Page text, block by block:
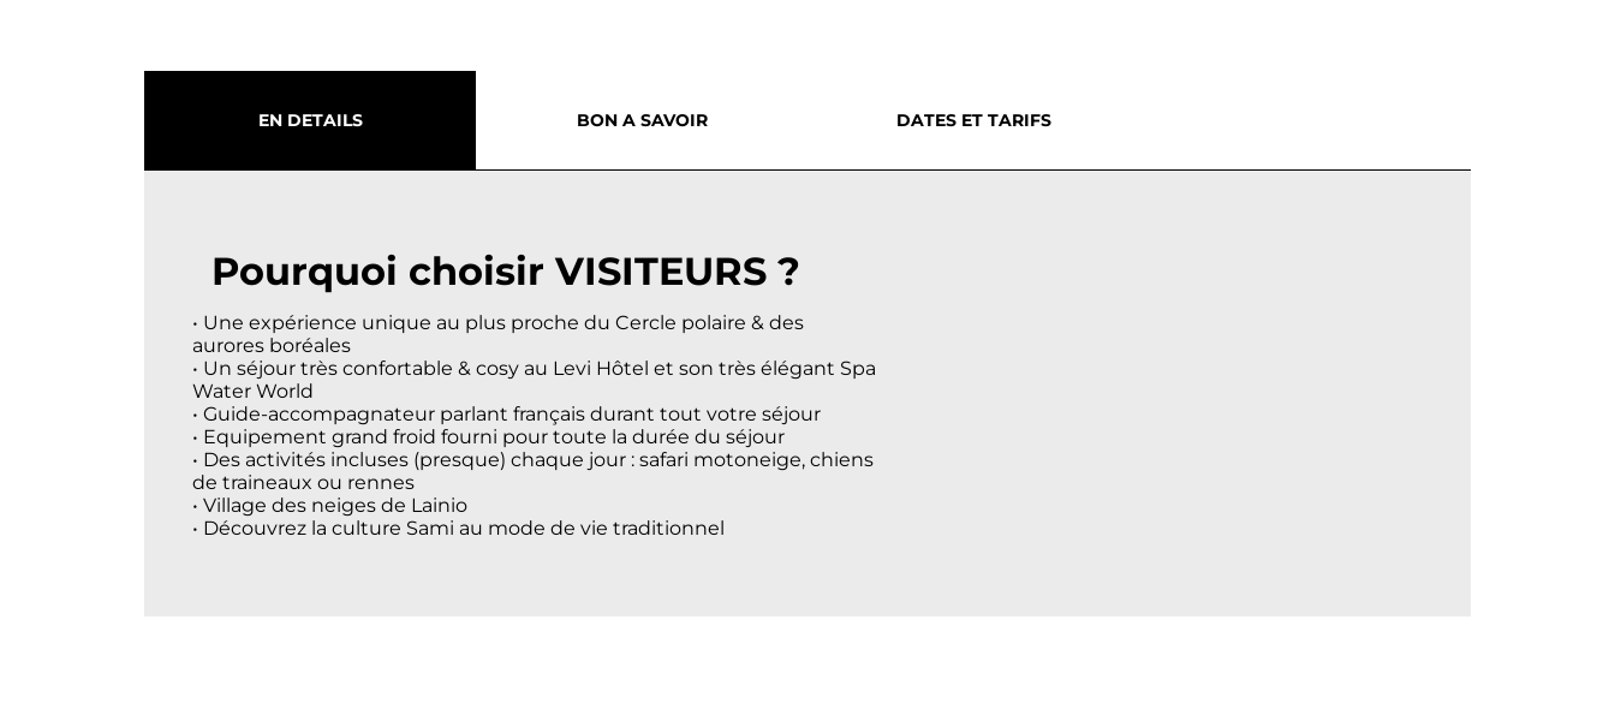
EN DETAILS
Pourquoi choisir VISITEURS ?
• Une expérience unique au plus proche du Cercle polaire & des
aurores boréales
• Un séjour très confortable & cosy au Levi Hôtel et son très élégant Spa
Water World
• Guide-accompagnateur parlant français durant tout votre séjour
• Equipement grand froid fourni pour toute la durée du séjour
• Des activités incluses (presque) chaque jour : safari motoneige, chiens
de traineaux ou rennes
• Village des neiges de Lainio
• Découvrez la culture Sami au mode de vie traditionnel
BON A SAVOIR DATES ET TARIFS